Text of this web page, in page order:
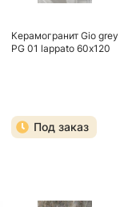
Керамогранит Gio grey
PG 01 lappato 60х120
Под заказ